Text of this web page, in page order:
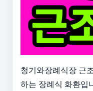
청기와장례식장 근
하는 장례식 화환입